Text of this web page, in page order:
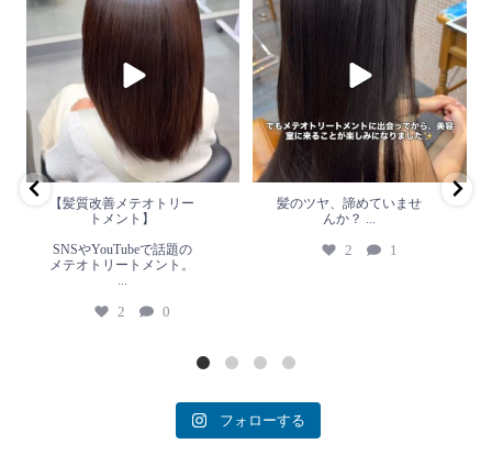
【髪質改善メテオトリートメン
SNSやYouTubeで話題のメテオト
リートメント。
2 0
【髪質改善メテオトリー
トメント】
SNSやYouTubeで話題の
メテオトリートメント。
...
2 0
髪のツヤ、諦めていません
1
髪のツヤ、諦めていませ
んか？ ...
2 1
フォローする